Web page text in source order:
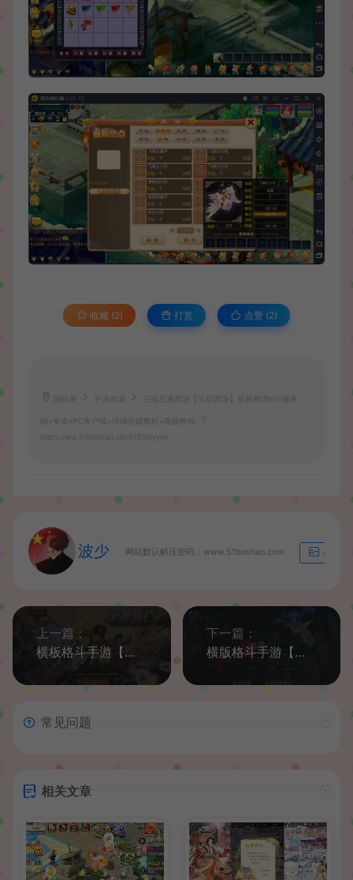
收藏 (2) 打赏 点赞 (2)
手游资源 三端互通西游【无双西游】最新整理Win服务
端+安卓+PC客户端+详细搭建教程+视频教程
https://wd.51boshao.vip/4190/syym/
波少 网站默认解压密码：www.51boshao.com 生成海
上一篇：
横板格斗手游【绝地逃亡】最新整理win一键端+架设教程+视频架设教程+充值教程
下一篇：
横版格斗手游【斩幻想】最新整理Win系服务端+安卓+详细搭建教程+充值教程
常见问题
相关文章